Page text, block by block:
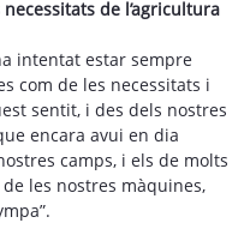
de l’agricultura
intentat estar sempre
com de les necessitats i
sentit, i des dels nostres
encara avui en dia
camps, i els de molts
les nostres màquines,